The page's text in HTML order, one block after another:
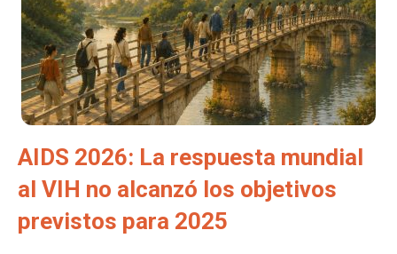
AIDS 2026: La respuesta mundial
al VIH no alcanzó los objetivos
previstos para 2025